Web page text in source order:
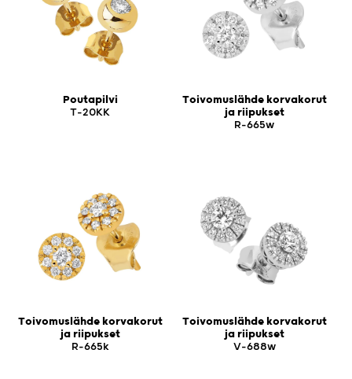
Poutapilvi
T-20KK
Toivomuslähde korvakorut
ja riipukset
R-665w
Toivomuslähde korvakorut
ja riipukset
R-665k
Toivomuslähde korvakorut
ja riipukset
V-688w